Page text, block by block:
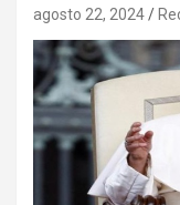
agosto 22, 2024